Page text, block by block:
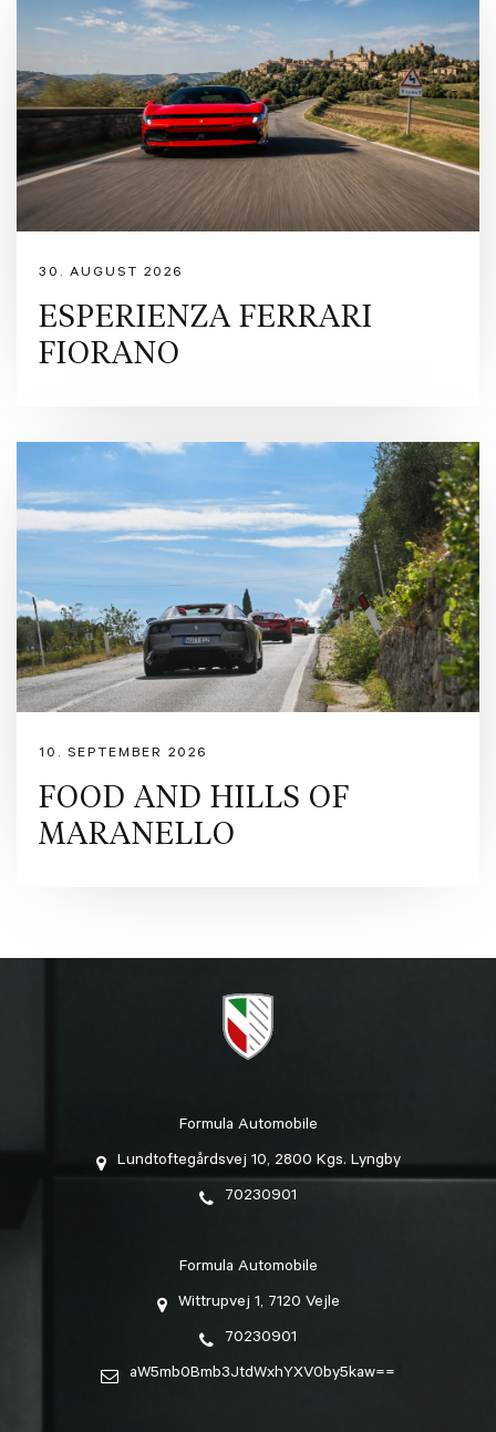
30. AUGUST 2026
ESPERIENZA FERRARI
FIORANO
10. SEPTEMBER 2026
FOOD AND HILLS OF
MARANELLO
Formula Automobile
Lundtoftegårdsvej 10, 2800 Kgs. Lyngby
70230901
Formula Automobile
Wittrupvej 1, 7120 Vejle
70230901
aW5mb0Bmb3JtdWxhYXV0by5kaw==